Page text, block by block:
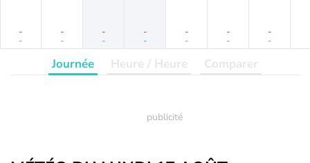
-
-
-
-
-
-
-
-
-
-
-
-
-
-
Journée Heure / Heure Comparer